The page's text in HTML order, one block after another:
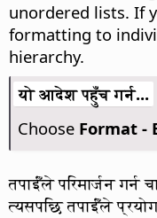
unordered lists. If
formatting to
hierarchy.
यो आदेश पहुँच गर्न...
Choose Format -
तपाईँले परिमार्जन गर्न
त्यसपछि तपाईँले प्रयोग